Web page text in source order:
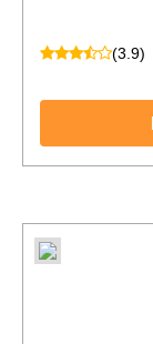
(3.9)